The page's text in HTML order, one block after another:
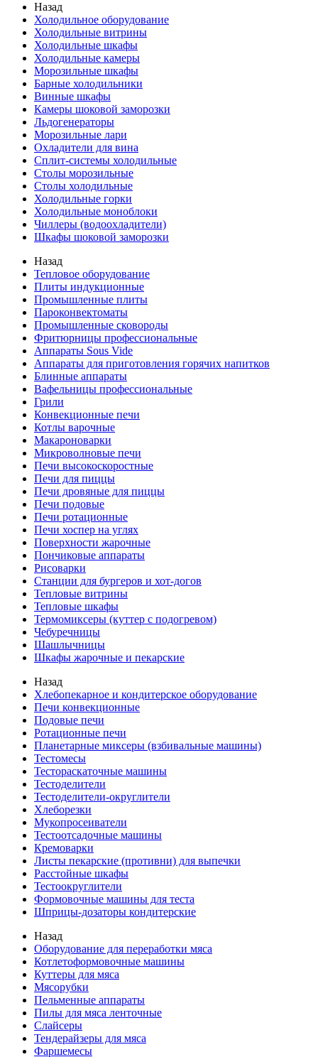
Назад
Холодильное оборудование
Холодильные витрины
Холодильные шкафы
Холодильные камеры
Морозильные шкафы
Барные холодильники
Винные шкафы
Камеры шоковой заморозки
Льдогенераторы
Морозильные лари
Охладители для вина
Сплит-системы холодильные
Столы морозильные
Столы холодильные
Холодильные горки
Холодильные моноблоки
Чиллеры (водоохладители)
Шкафы шоковой заморозки
Назад
Тепловое оборудование
Плиты индукционные
Промышленные плиты
Пароконвектоматы
Промышленные сковороды
Фритюрницы профессиональные
Аппараты Sous Vide
Аппараты для приготовления горячих напитков
Блинные аппараты
Вафельницы профессиональные
Грили
Конвекционные печи
Котлы варочные
Макароноварки
Микроволновые печи
Печи высокоскоростные
Печи для пиццы
Печи дровяные для пиццы
Печи подовые
Печи ротационные
Печи хоспер на углях
Поверхности жарочные
Пончиковые аппараты
Рисоварки
Станции для бургеров и хот-догов
Тепловые витрины
Тепловые шкафы
Термомиксеры (куттер с подогревом)
Чебуречницы
Шашлычницы
Шкафы жарочные и пекарские
Назад
Хлебопекарное и кондитерское оборудование
Печи конвекционные
Подовые печи
Ротационные печи
Планетарные миксеры (взбивальные машины)
Тестомесы
Тестораскаточные машины
Тестоделители
Тестоделители-округлители
Хлеборезки
Мукопросеиватели
Тестоотсадочные машины
Кремоварки
Листы пекарские (противни) для выпечки
Расстойные шкафы
Тестоокруглители
Формовочные машины для теста
Шприцы-дозаторы кондитерские
Назад
Оборудование для переработки мяса
Котлетоформовочные машины
Куттеры для мяса
Мясорубки
Пельменные аппараты
Пилы для мяса ленточные
Слайсеры
Тендерайзеры для мяса
Фаршемесы